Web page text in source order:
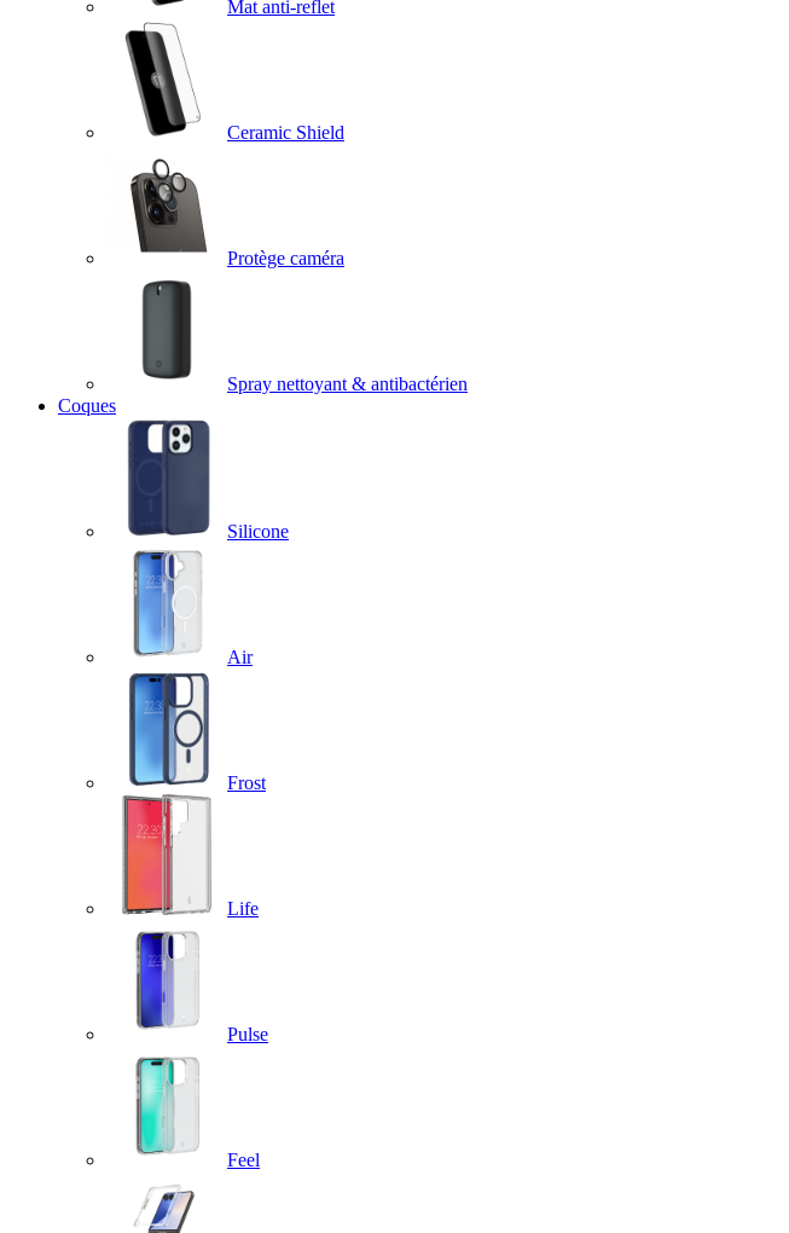
Mat anti-reflet
Ceramic Shield
Protège caméra
Spray nettoyant & antibactérien
Coques
Silicone
Air
Frost
Life
Pulse
Feel